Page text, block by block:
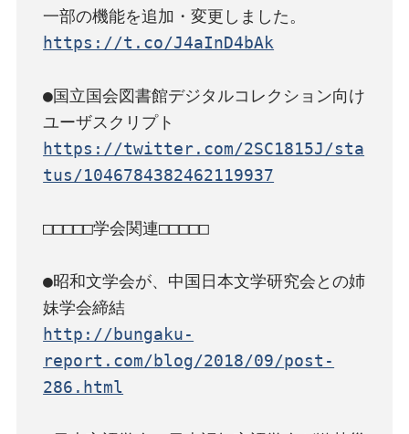
https://t.co/J4aInD4bAk
●国立国会図書館デジタルコレクション向け
https://twitter.com/2SC1815J/sta
tus/1046784382462119937
□□□□□学会関連□□□□□
●昭和文学会が、中国日本文学研究会との姉
http://bungaku-
report.com/blog/2018/09/post-
286.html